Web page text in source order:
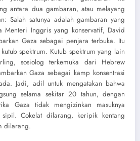
antara dua gambaran, atau melayang
Salah satunya adalah gambaran yang
Menteri Inggris yang konservatif, David
Gaza sebagai penjara terbuka. Itu
spektrum. Kutub spektrum yang lain
sosiolog terkemuka dari Hebrew
Gaza sebagai kamp konsentrasi
Jadi, adil untuk mengatakan bahwa
selama sekitar 20 tahun, dengan
Gaza tidak mengizinkan masuknya
Cokelat dilarang, keripik kentang
dilarang.